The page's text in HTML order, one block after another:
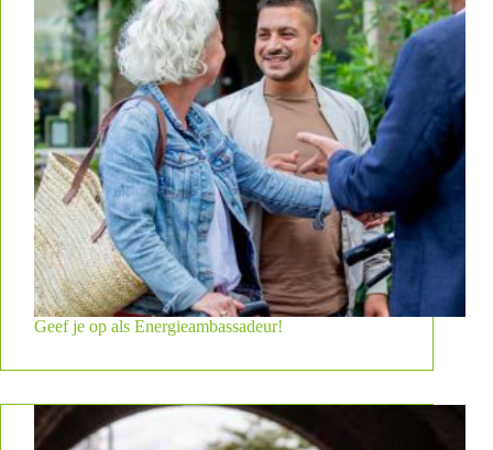
Geef je op als Energieambassadeur!